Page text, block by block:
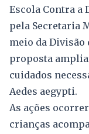
Escola Contra a
pela Secretaria
meio da Divisão
proposta
cuidados
Aedes aegypti.
As ações
crianças